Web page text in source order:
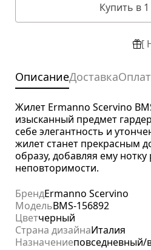
Купить в
[
ОписаниеДоставка
Жилет Ermanno Scervino
изысканный предмет
себе элегантность и
жилет станет прекрасным
образу, добавляя ему
неповторимости.
БрендErmanno Scervino
МодельBMS-156892
Цветчерный
Страна дизайнаИталия
Назначениеповседневный/